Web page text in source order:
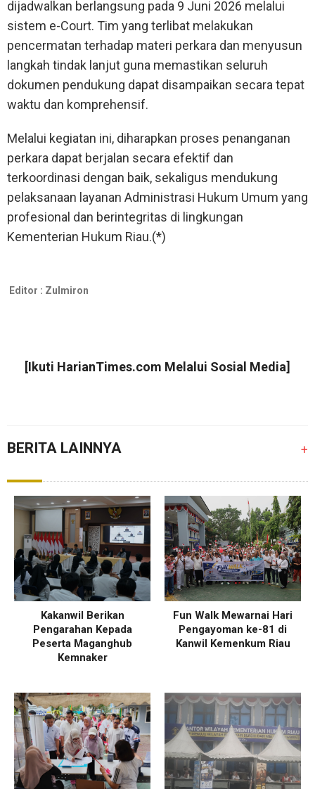
dijadwalkan berlangsung pada 9 Juni 2026 melalui
sistem e-Court. Tim yang terlibat melakukan
pencermatan terhadap materi perkara dan menyusun
langkah tindak lanjut guna memastikan seluruh
dokumen pendukung dapat disampaikan secara tepat
waktu dan komprehensif.
Melalui kegiatan ini, diharapkan proses penanganan
perkara dapat berjalan secara efektif dan
terkoordinasi dengan baik, sekaligus mendukung
pelaksanaan layanan Administrasi Hukum Umum yang
profesional dan berintegritas di lingkungan
Kementerian Hukum Riau.(*)
Editor : Zulmiron
[Ikuti HarianTimes.com Melalui Sosial Media]
BERITA LAINNYA +
Kakanwil Berikan
Pengarahan Kepada
Peserta Maganghub
Kemnaker
Fun Walk Mewarnai Hari
Pengayoman ke-81 di
Kanwil Kemenkum Riau